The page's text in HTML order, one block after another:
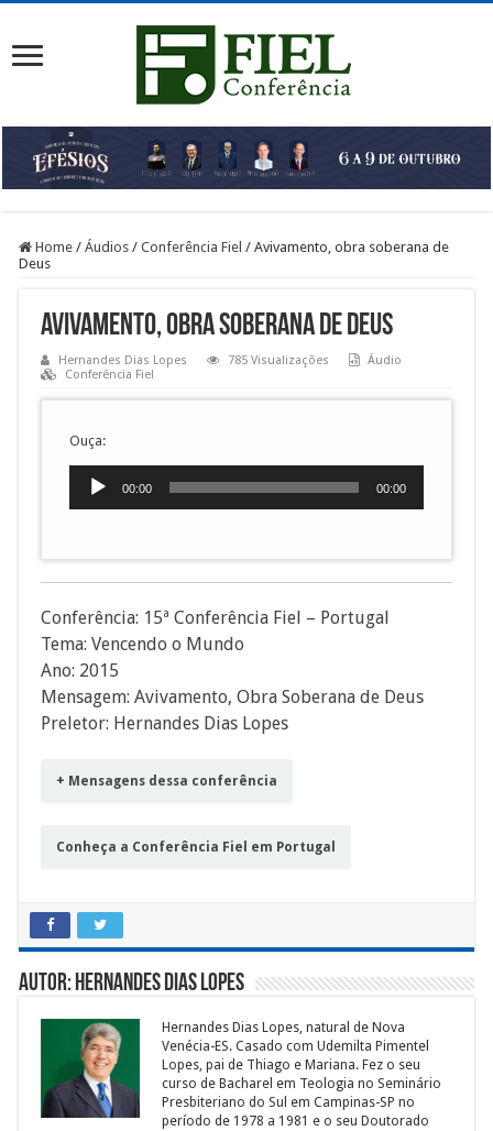
Home / Áudios / Conferência Fiel / Avivamento, obra soberana de
Deus
Avivamento, obra soberana de Deus
Hernandes Dias Lopes 785 Visualizações
Áudio
Conferência Fiel
Ouça:
Tocador
00:00 00:00
Conferência: 15ª Conferência Fiel – Portugal
Tema: Vencendo o Mundo
Ano: 2015
Mensagem: Avivamento, Obra Soberana de Deus
Preletor: Hernandes Dias Lopes
+ Mensagens dessa conferência
Conheça a Conferência Fiel em Portugal
Autor: Hernandes Dias Lopes
Hernandes Dias Lopes, natural de Nova
Venécia-ES. Casado com Udemilta Pimentel
Lopes, pai de Thiago e Mariana. Fez o seu
curso de Bacharel em Teologia no Seminário
Presbiteriano do Sul em Campinas-SP no
período de 1978 a 1981 e o seu Doutorado